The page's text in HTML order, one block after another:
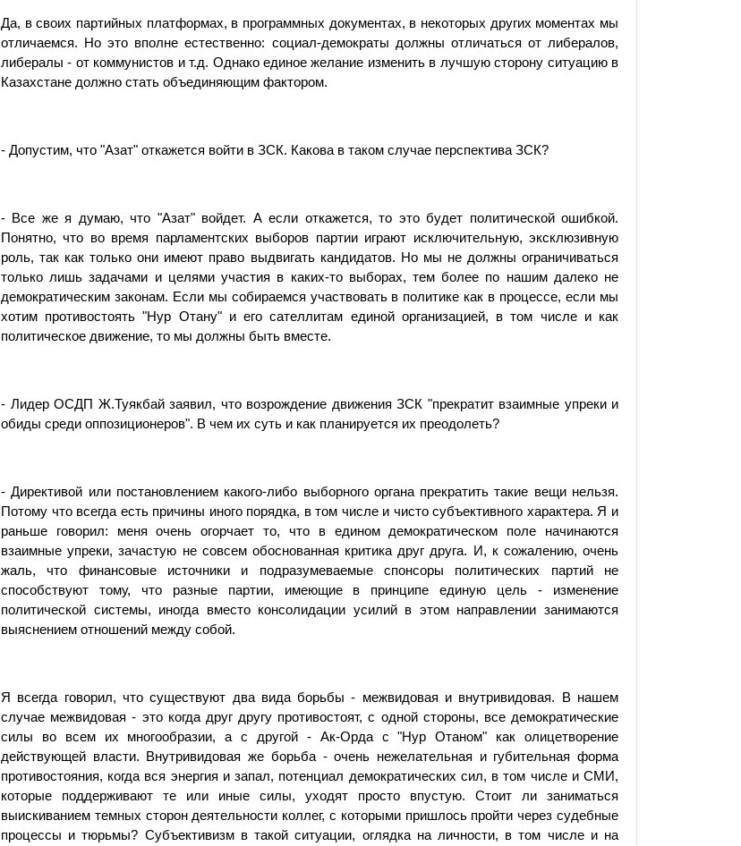
Да, в своих партийных платформах, в программных документах, в некоторых других моментах мы
отличаемся. Но это вполне естественно: социал-демократы должны отличаться от либералов,
либералы - от коммунистов и т.д. Однако единое желание изменить в лучшую сторону ситуацию в
Казахстане должно стать объединяющим фактором.
- Допустим, что "Азат" откажется войти в ЗСК. Какова в таком случае перспектива ЗСК?
- Все же я думаю, что "Азат" войдет. А если откажется, то это будет политической ошибкой.
Понятно, что во время парламентских выборов партии играют исключительную, эксклюзивную
роль, так как только они имеют право выдвигать кандидатов. Но мы не должны ограничиваться
только лишь задачами и целями участия в каких-то выборах, тем более по нашим далеко не
демократическим законам. Если мы собираемся участвовать в политике как в процессе, если мы
хотим противостоять "Нур Отану" и его сателлитам единой организацией, в том числе и как
политическое движение, то мы должны быть вместе.
- Лидер ОСДП Ж.Туякбай заявил, что возрождение движения ЗСК "прекратит взаимные упреки и
обиды среди оппозиционеров". В чем их суть и как планируется их преодолеть?
- Директивой или постановлением какого-либо выборного органа прекратить такие вещи нельзя.
Потому что всегда есть причины иного порядка, в том числе и чисто субъективного характера. Я и
раньше говорил: меня очень огорчает то, что в едином демократическом поле начинаются
взаимные упреки, зачастую не совсем обоснованная критика друг друга. И, к сожалению, очень
жаль, что финансовые источники и подразумеваемые спонсоры политических партий не
способствуют тому, что разные партии, имеющие в принципе единую цель - изменение
политической системы, иногда вместо консолидации усилий в этом направлении занимаются
выяснением отношений между собой.
Я всегда говорил, что существуют два вида борьбы - межвидовая и внутривидовая. В нашем
случае межвидовая - это когда друг другу противостоят, с одной стороны, все демократические
силы во всем их многообразии, а с другой - Ак-Орда с "Нур Отаном" как олицетворение
действующей власти. Внутривидовая же борьба - очень нежелательная и губительная форма
противостояния, когда вся энергия и запал, потенциал демократических сил, в том числе и СМИ,
которые поддерживают те или иные силы, уходят просто впустую. Стоит ли заниматься
выискиванием темных сторон деятельности коллег, с которыми пришлось пройти через судебные
процессы и тюрьмы? Субъе­к­тивизм в такой ситуации, оглядка на личности, в том числе и на